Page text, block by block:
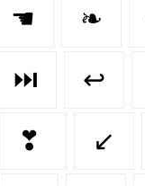
☚ ❧
⏭️ ↩
❣ ↙️